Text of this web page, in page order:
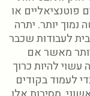
פוטנציאליים או
יותר. יתרה
לעבודות שכבר
יותר מאשר אם
להיות כרוך
לעמוד בקודים